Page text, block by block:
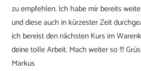
zu empfehlen. Ich habe mir bereits
und diese auch in kürzester Zeit
ich bereist den nächsten Kurs im
deine tolle Arbeit. Mach weiter so !!!
Markus